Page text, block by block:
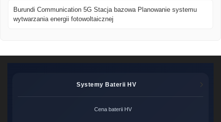
Burundi Communication 5G Stacja bazowa Planowanie systemu
wytwarzania energii fotowoltaicznej
Systemy Baterii HV
Cena baterii HV